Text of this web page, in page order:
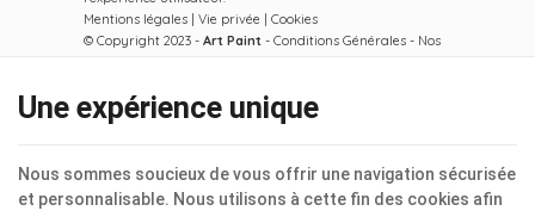
Mentions légales | Vie privée | Cookies
© Copyright 2023 - Art Paint - Conditions Générales - Nos
données personnelles
E-net Business
, créateur de sites Internet pour
Une expérience unique
Nous sommes soucieux de vous offrir une navigation sécurisée
et personnalisable. Nous utilisons à cette fin des cookies afin